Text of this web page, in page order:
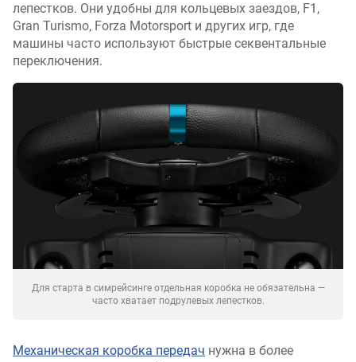
лепестков. Они удобны для кольцевых заездов, F1,
Gran Turismo, Forza Motorsport и других игр, где
машины часто используют быстрые секвентальные
переключения.
Для старта в симрейсинге отдельная коробка не обязательна —
часто хватает подрулевых лепестков.
Механическая коробка передач нужна в более